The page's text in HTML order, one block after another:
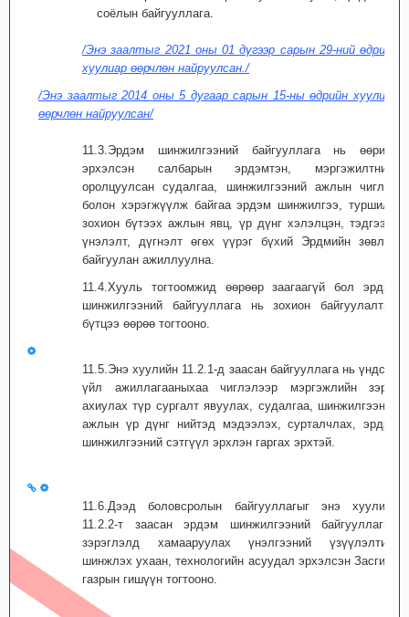
соёлын байгууллага.
/Энэ заалтыг 2021 оны 01 дүгээр сарын 29-ний өдрийн
хуулиар өөрчлөн найруулсан./
/Энэ заалтыг 2014 оны 5 дугаар сарын 15-ны өдрийн хуулиар
өөрчлөн найруулсан/
11.3.Эрдэм шинжилгээний байгууллага нь өөрийн
эрхэлсэн салбарын эрдэмтэн, мэргэжилтнийг
оролцуулсан судалгаа, шинжилгээний ажлын чиглэл
болон хэрэгжүүлж байгаа эрдэм шинжилгээ, туршилт,
зохион бүтээх ажлын явц, үр дүнг хэлэлцэн, тэдгээрт
үнэлэлт, дүгнэлт өгөх үүрэг бүхий Эрдмийн зөвлөл
байгуулан ажиллуулна.
11.4.Хууль тогтоомжид өөрөөр заагаагүй бол эрдэм
шинжилгээний байгууллага нь зохион байгуулалтын
бүтцээ өөрөө тогтооно.
11.5.Энэ хуулийн 11.2.1-д заасан байгууллага нь үндсэн
үйл ажиллагааныхаа чиглэлээр мэргэжлийн зэрэг
ахиулах түр сургалт явуулах, судалгаа, шинжилгээний
ажлын үр дүнг нийтэд мэдээлэх, сурталчлах, эрдэм
шинжилгээний сэтгүүл эрхлэн гаргах эрхтэй.
11.6.Дээд боловсролын байгууллагыг энэ хуулийн
11.2.2-т заасан эрдэм шинжилгээний байгууллагын
зэрэглэлд хамааруулах үнэлгээний үзүүлэлтийг
шинжлэх ухаан, технологийн асуудал эрхэлсэн Засгийн
газрын гишүүн тогтооно.